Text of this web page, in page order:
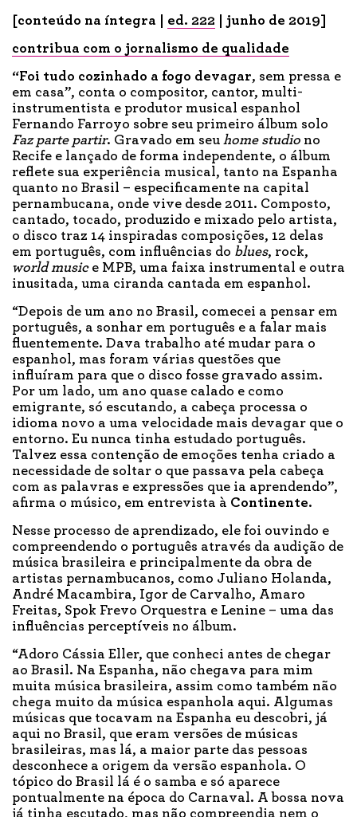
[conteúdo na íntegra | ed. 222 | junho de 2019]
contribua com o jornalismo de qualidade
“Foi tudo cozinhado a fogo devagar, sem pressa e
em casa”, conta o compositor, cantor, multi-
instrumentista e produtor musical espanhol
Fernando Farroyo sobre seu primeiro álbum solo
Faz parte partir. Gravado em seu home studio no
Recife e lançado de forma independente, o álbum
reflete sua experiência musical, tanto na Espanha
quanto no Brasil – especificamente na capital
pernambucana, onde vive desde 2011. Composto,
cantado, tocado, produzido e mixado pelo artista,
o disco traz 14 inspiradas composições, 12 delas
em português, com influências do blues, rock,
world musice MPB, uma faixa instrumental e outra
inusitada, uma ciranda cantada em espanhol.
“Depois de um ano no Brasil, comecei a pensar em
português, a sonhar em português e a falar mais
fluentemente. Dava trabalho até mudar para o
espanhol, mas foram várias questões que
influíram para que o disco fosse gravado assim.
Por um lado, um ano quase calado e como
emigrante, só escutando, a cabeça processa o
idioma novo a uma velocidade mais devagar que o
entorno. Eu nunca tinha estudado português.
Talvez essa contenção de emoções tenha criado a
necessidade de soltar o que passava pela cabeça
com as palavras e expressões que ia aprendendo”,
afirma o músico, em entrevista à Continente.
Nesse processo de aprendizado, ele foi ouvindo e
compreendendo o português através da audição de
música brasileira e principalmente da obra de
artistas pernambucanos, como Juliano Holanda,
André Macambira, Igor de Carvalho, Amaro
Freitas, Spok Frevo Orquestra e Lenine – uma das
influências perceptíveis no álbum.
“Adoro Cássia Eller, que conheci antes de chegar
ao Brasil. Na Espanha, não chegava para mim
muita música brasileira, assim como também não
chega muito da música espanhola aqui. Algumas
músicas que tocavam na Espanha eu descobri, já
aqui no Brasil, que eram versões de músicas
brasileiras, mas lá, a maior parte das pessoas
desconhece a origem da versão espanhola. O
tópico do Brasil lá é o samba e só aparece
pontualmente na época do Carnaval. A bossa nova
já tinha escutado, mas não compreendia nem o